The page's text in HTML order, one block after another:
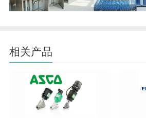
相关产品